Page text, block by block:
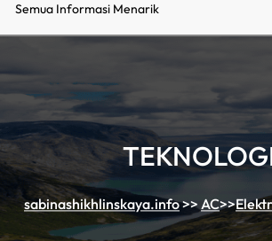
Semua Informasi Menarik
sabinashikhlinskaya.info>>AC>>